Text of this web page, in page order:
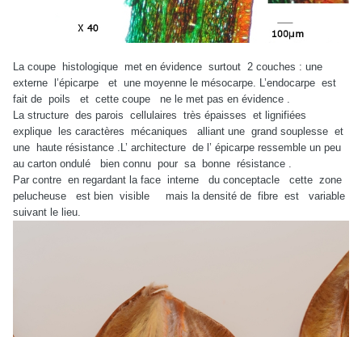
La coupe histologique met en évidence surtout 2 couches : une
externe l’épicarpe et une moyenne le mésocarpe. L’endocarpe est
fait de poils et cette coupe ne le met pas en évidence .
La structure des parois cellulaires très épaisses et lignifiées
explique les caractères mécaniques alliant une grand souplesse et
une haute résistance .L’ architecture de l’ épicarpe ressemble un peu
au carton ondulé bien connu pour sa bonne résistance .
Par contre en regardant la face interne du conceptacle cette zone
pelucheuse est bien visible mais la densité de fibre est variable
suivant le lieu.